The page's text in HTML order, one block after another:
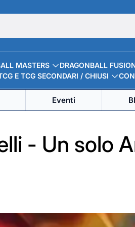
MASTERS DRAGONBALL
E TCG SECONDARI / CHIUSI
Eventi
- Un solo